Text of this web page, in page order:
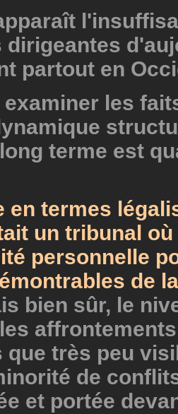
dirigeantes
partout en
les
terme est
en termes
un tribunal
personnelle
de
bien sûr, le
que très peu
de
et portée